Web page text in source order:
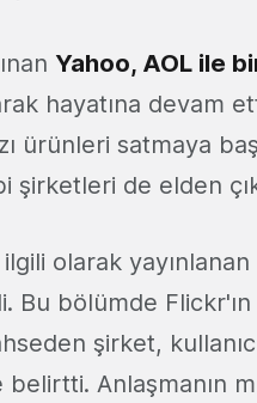
Yahoo, AOL ile
hayatına devam
ürünleri satmaya
de elden
ilgili olarak
Bu bölümde Flickr'ın
şirket,
Anlaşmanın